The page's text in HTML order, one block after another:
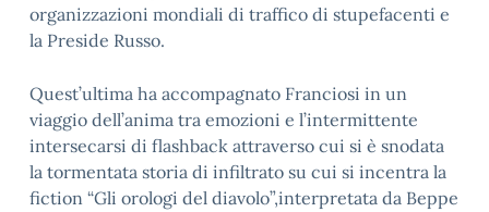
organizzazioni mondiali di traffico di stupefacenti e
la Preside Russo.
Quest’ultima ha accompagnato Franciosi in un
viaggio dell’anima tra emozioni e l’intermittente
intersecarsi di flashback attraverso cui si è snodata
la tormentata storia di infiltrato su cui si incentra la
fiction “Gli orologi del diavolo”,interpretata da Beppe